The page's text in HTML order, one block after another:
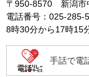
〒950-8570 新潟市
電話番号：025-285-
8時30分から17時15
手話で電